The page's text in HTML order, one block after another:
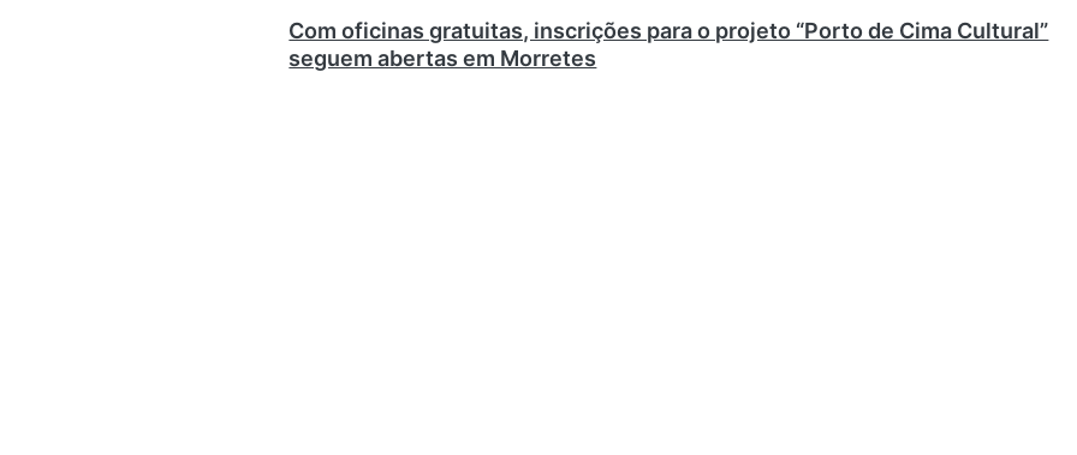
Com oficinas gratuitas, inscrições para o projeto “Porto de Cima Cultural”
seguem abertas em Morretes